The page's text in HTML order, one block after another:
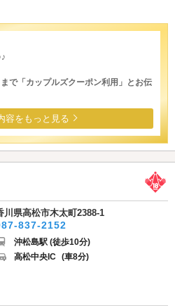
で「カップルズクーポン利用」とお伝
容をもっと見る
川県高松市木太町2388-1
837-2152
沖松島駅 (徒歩10分)
高松中央IC (車8分)